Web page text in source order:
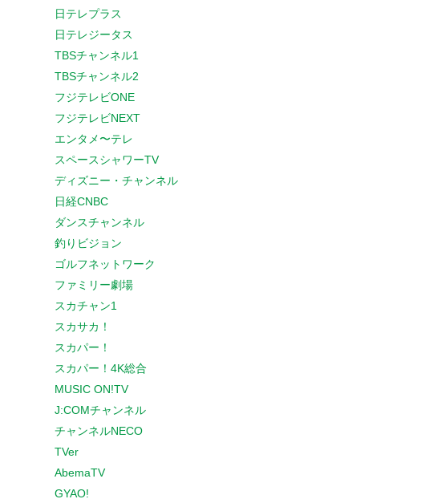
日テレプラス
日テレジータス
TBSチャンネル1
TBSチャンネル2
フジテレビONE
フジテレビNEXT
エンタメ〜テレ
スペースシャワーTV
ディズニー・チャンネル
日経CNBC
ダンスチャンネル
釣りビジョン
ゴルフネットワーク
ファミリー劇場
スカチャン1
スカサカ！
スカパー！
スカパー！4K総合
MUSIC ON!TV
J:COMチャンネル
チャンネルNECO
TVer
AbemaTV
GYAO!